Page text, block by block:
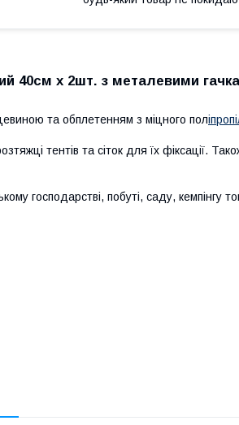
40см х 2шт. з металевими
та обплетенням з міцного пол
тентів та сіток для їх фіксації.
господарстві, побуті, саду, кемпінгу